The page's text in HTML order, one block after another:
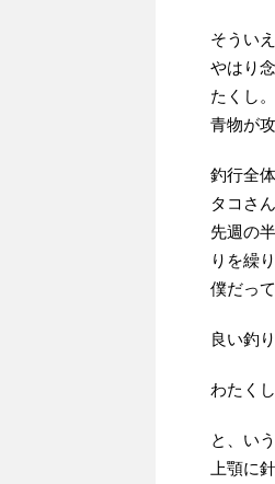
そうい
やはり
たくし。
青物が
釣行全
タコさ
先週の
りを繰
僕だっ
良い釣
わたく
と、い
上顎に